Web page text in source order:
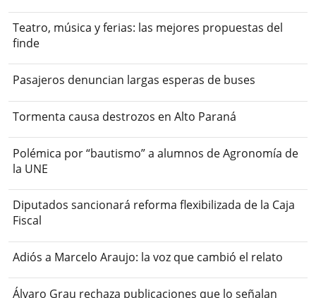
Teatro, música y ferias: las mejores propuestas del
finde
Pasajeros denuncian largas esperas de buses
Tormenta causa destrozos en Alto Paraná
Polémica por “bautismo” a alumnos de Agronomía de
la UNE
Diputados sancionará reforma flexibilizada de la Caja
Fiscal
Adiós a Marcelo Araujo: la voz que cambió el relato
Álvaro Grau rechaza publicaciones que lo señalan